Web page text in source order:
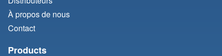
À propos de nous
Contact
Products